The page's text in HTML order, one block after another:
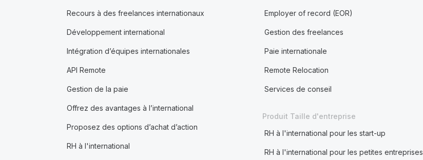
Recours à des freelances internationaux
Développement international
Intégration d’équipes internationales
API Remote
Gestion de la paie
Offrez des avantages à l’international
Proposez des options d’achat d’action
RH à l'international
Employer of record (EOR)
Gestion des freelances
Paie internationale
Remote Relocation
Services de conseil
Produit Taille d'entreprise
RH à l'international pour les start-up
RH à l'international pour les petites entreprises